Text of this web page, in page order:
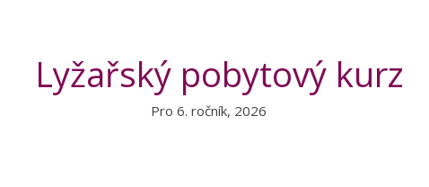
Lyžařský pobytový kurz
Pro 6. ročník, 2026